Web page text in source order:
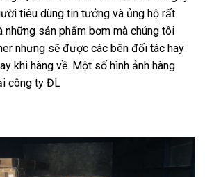
tiêu dùng tin tưởng và ủng hộ rất
những sản phẩm bơm mà chúng tôi
nhưng sẽ được các bên đối tác hay
khi hàng về. Một số hình ảnh hàng
công ty ĐL